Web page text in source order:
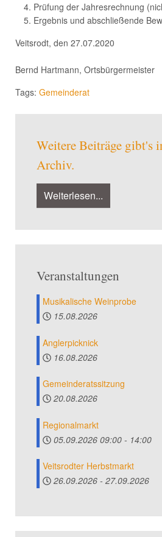
Prüfung der Jahresrechnung
Ergebnis und abschließende
Veitsrodt, den 27.07.2020
Bernd Hartmann, Ortsbürgermeister
Tags: Gemeinderat
Weitere Beiträge gibt's
Archiv.
Weiterlesen...
Veranstaltungen
Musikalische Weinprobe
15.08.2026
Anglerpicknick
16.08.2026
Gemeinderatssitzung
20.08.2026
Regionalmarkt
05.09.2026 09:00 - 14:00
Veitsrodter Herbstmarkt
26.09.2026 - 27.09.2026